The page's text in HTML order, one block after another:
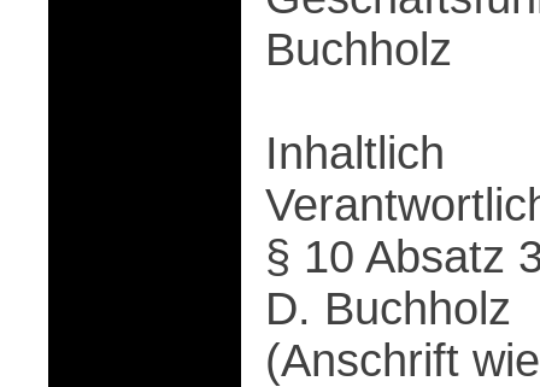
Buchholz
Inhaltlich
§ 10 Absatz
D. Buchholz
(Anschrift